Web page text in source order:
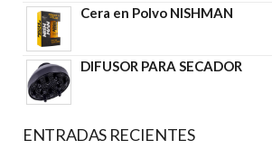
Cera en Polvo NISHMAN
DIFUSOR PARA SECADOR
ENTRADAS RECIENTES